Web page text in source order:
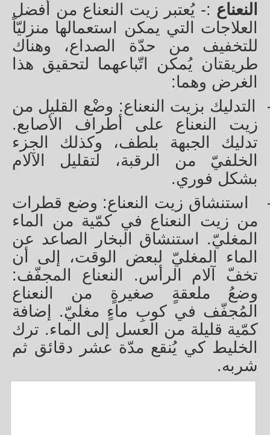
النعناع :- يُعتبر زيت النعناع من أفضل
العلاجات التي يمكن استعمالها منزليّاً
للتخفيف من حدّة الصداع، وهناك
طريقتان يُمكن اتّباعهما لتحقيق هذا
الغرض وهما:
التدليك بزيت النعناع: وضْع القليل من
زيت النعناع على أطراف الأصابع.
تدليك الجبهة بلطف، وكذلك الجزء
الخلفيّ من الرقبة، لتقليل الآلام
بشكل فوري.
استنشاق زيت النعناع: وضع قطرات
من زيت النعناع في كمّية من الماء
المغليّ. استنشاق البخار الصاعد عن
الماء المغليّ لبعض الوقت، إلى أن
تخفّ آلام الرأس. النعناع المجفّف:
وضعُ ملعقةٍ صغيرةٍ من النعناع
المُجفّف في كوبِ ماءٍ مغليّ. إضافة
كمّية قليلة من العسل إلى الماء. ترك
الخليط كي يُنقع مدّة عشر دقائق ثم
شربه.